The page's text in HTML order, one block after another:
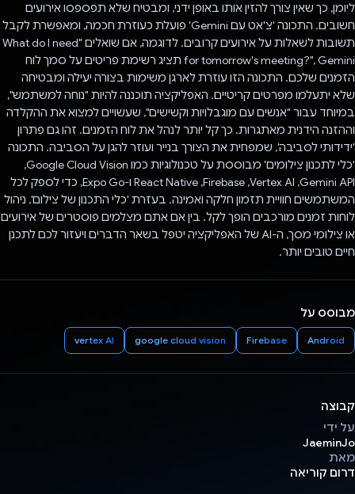
ליומן, כך שאין צורך להזין אותו באופן ידני, ומבטיח שלא תפספסו אירועים
חשובים. התכונה 'צ'אט עם Gemini' פועלת כעוזרת חכמה, ומאפשרת לקבל
תשובות לשאלות על אירועים קרובים. לדוגמה, אם שואלים "What do I need
for tomorrow's meeting?‎", Gemini תציג רשימת פריטים על סמך לוח
הזמנים שלכם. התכונה הזו עוזרת לארגן משימות בצורה יעילה ומבטיחה
שלא יתעלמו מפרטים קריטיים. האפליקציה תוכננה להיות "נוחה למשתמש",
במיוחד עבור "אנשים עם מוגבלויות וקשישים", שעשויים למצוא את ההקלדה
וההזנה הידנית מאתגרות. כך קל יותר לנהל את לוח הזמנים. זהו גם פתרון
'ידידותי לסביבה', שמפחית את הצורך בנייר ועוזר להגן על הסביבה. התכונה
'כלי לתכנון צילומים' מבוססת על טכנולוגיות כמו Google Cloud Vision,‏
Gemini API,‏ Vertex AI,‏ Firebase,‏ React Native ו-Expo Go, כדי לספק לכל
המשתמשים חוויית תזמון חלקה ואמינה. בעזרת 'כלי התכנון של צילום', ניהול
לוחות זמנים מורכבים הופך לקל. בין אם אתם מצלמים פוסטרים של אירועים
או צילומי מסך, ה-AI של האפליקציה יטפל בשאר הדברים ויעזור לכם לתכנן
חיים טובים יותר.
מבוסס על
Android
Firebase
google cloud vision
vertex AI
קבוצה
על ידי
JaeminJo
מאת
דרום קוריאה